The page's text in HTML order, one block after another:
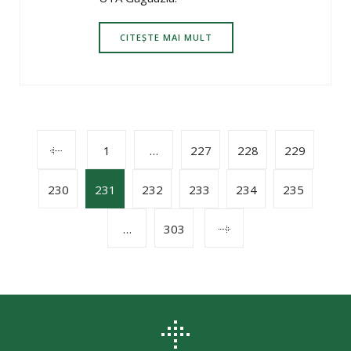
CITEȘTE MAI MULT
POSTS
NAVIGATION
1 … 227 228 229
230 231 232 233 234 235
… 303